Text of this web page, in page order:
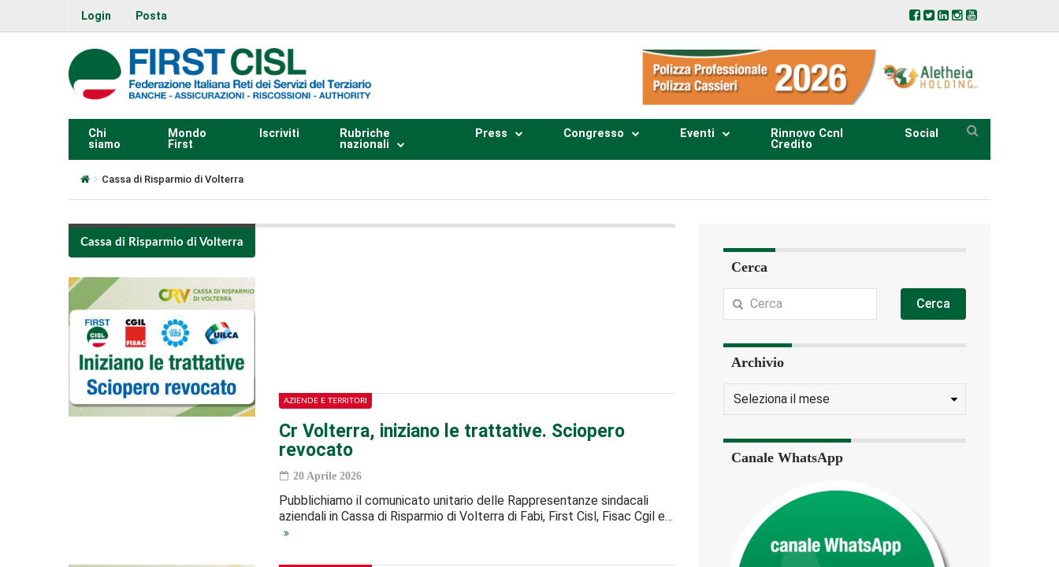
Login Posta
Chi
siamo
Mondo
First
Iscriviti
Rubriche
nazionali
Press Congresso Eventi
Rinnovo Ccnl
Credito
Social
Cassa di Risparmio di Volterra
Cassa di Risparmio di Volterra
AZIENDE E TERRITORI
Cr Volterra, iniziano le trattative. Sciopero
revocato
20 Aprile 2026
Pubblichiamo il comunicato unitario delle Rappresentanze sindacali
aziendali in Cassa di Risparmio di Volterra di Fabi, First Cisl, Fisac Cgil e…
Cerca
Cerca
Archivio
Canale WhatsApp